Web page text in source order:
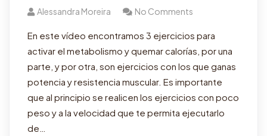
Alessandra Moreira No Comments
En este vídeo encontramos 3 ejercicios para
activar el metabolismo y quemar calorías, por una
parte, y por otra, son ejercicios con los que ganas
potencia y resistencia muscular. Es importante
que al principio se realicen los ejercicios con poco
peso y a la velocidad que te permita ejecutarlo
de…